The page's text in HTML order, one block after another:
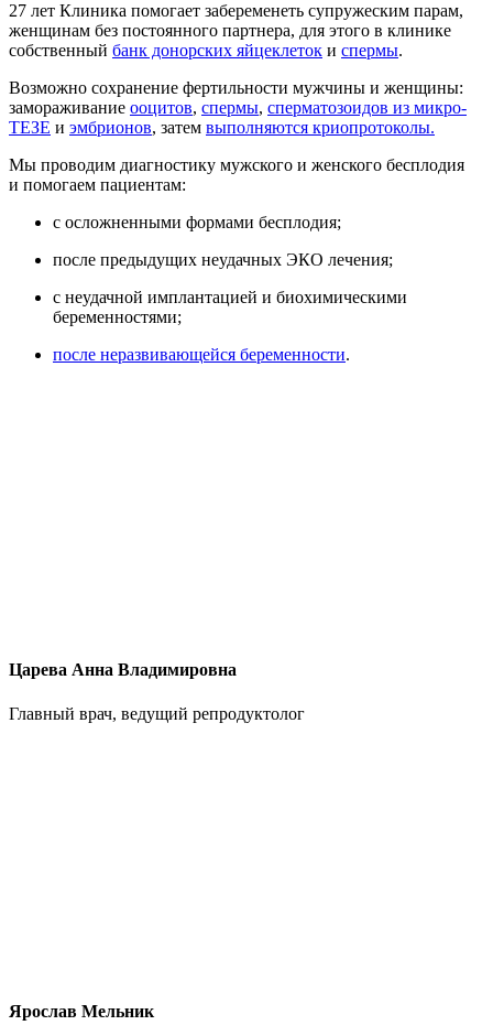
27 лет Клиника помогает забеременеть супружеским парам,
женщинам без постоянного партнера, для этого в клинике
собственный банк донорских яйцеклеток и спермы.
Возможно сохранение фертильности мужчины и женщины:
замораживание ооцитов, спермы, сперматозоидов из микро-
ТЕЗЕ и эмбрионов, затем выполняются криопротоколы.
Мы проводим диагностику мужского и женского бесплодия
и помогаем пациентам:
с осложненными формами бесплодия;
после предыдущих неудачных ЭКО лечения;
с неудачной имплантацией и биохимическими
беременностями;
после неразвивающейся беременности.
Царева Анна Владимировна
Главный врач, ведущий репродуктолог
Ярослав Мельник